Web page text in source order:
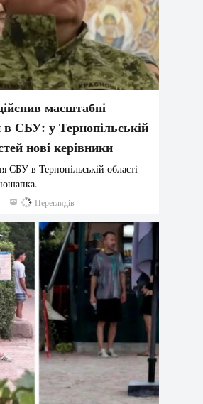
масштабні
в СБУ: у Тернопільській
нові керівники
СБУ в Тернопільській області
632 Переглядів